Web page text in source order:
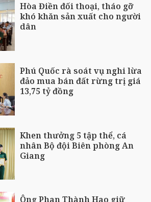
Hòa Điền đối thoại, tháo gỡ
khó khăn sản xuất cho người
dân
Phú Quốc rà soát vụ nghi lừa
đảo mua bán đất rừng trị giá
13,75 tỷ đồng
Khen thưởng 5 tập thể, cá
nhân Bộ đội Biên phòng An
Giang
Ông Phan Thành Hao giữ